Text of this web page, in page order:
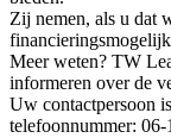
Zij nemen, als u dat
Meer weten? TW
informeren over de
Uw contactpersoon
telefoonnummer: